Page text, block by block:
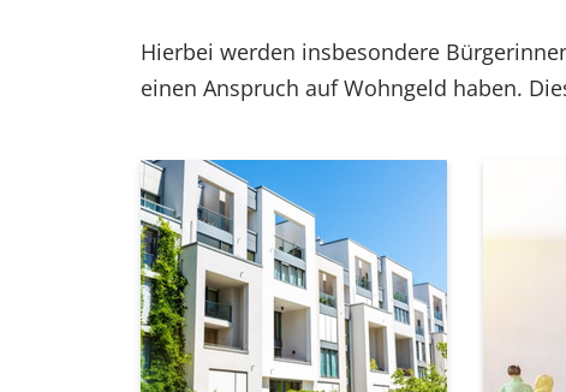
Hierbei werden insbesondere
einen Anspruch auf Wohngeld haben.